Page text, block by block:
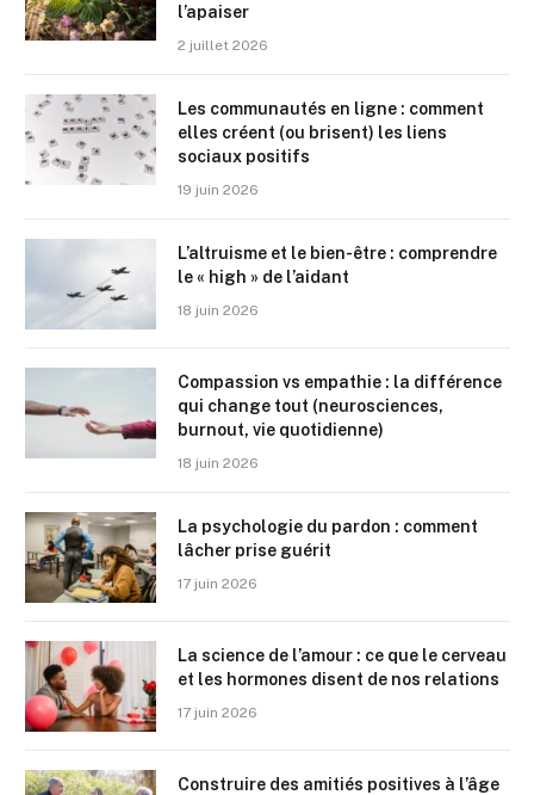
l’apaiser
2 juillet 2026
Les communautés en ligne : comment
elles créent (ou brisent) les liens
sociaux positifs
19 juin 2026
L’altruisme et le bien-être : comprendre
le « high » de l’aidant
18 juin 2026
Compassion vs empathie : la différence
qui change tout (neurosciences,
burnout, vie quotidienne)
18 juin 2026
La psychologie du pardon : comment
lâcher prise guérit
17 juin 2026
La science de l’amour : ce que le cerveau
et les hormones disent de nos relations
17 juin 2026
Construire des amitiés positives à l’âge